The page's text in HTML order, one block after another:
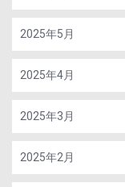
2025年5月
2025年4月
2025年3月
2025年2月